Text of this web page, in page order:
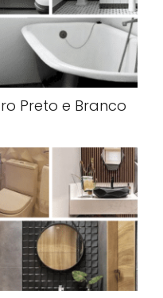
Preto e Branco